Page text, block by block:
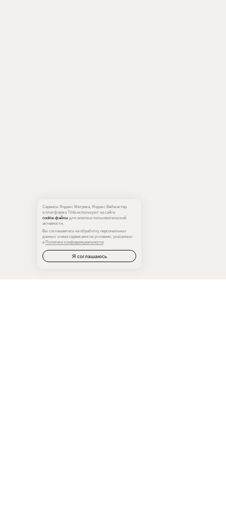
Я соглашаюсь
Вы соглашаетесь на обработку персональных
данных этими сервисами на условиях, указанных
в Политике конфиденциальности.
Сервисы Яндекс Метрика, Яндекс Вебмастер
и платформа Tilda используют на сайте
cookie‑файлы для анализа пользовательской
активности.